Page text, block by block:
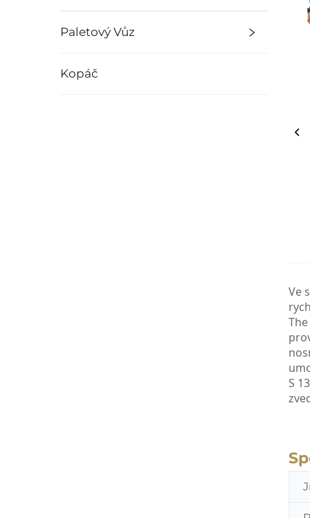
Paletový Vůz
Kopáč
Ve
The
S